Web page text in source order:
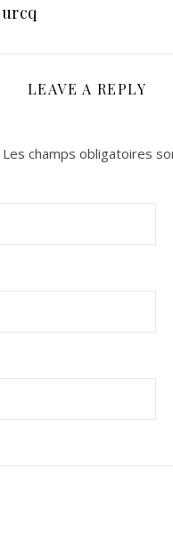
LEAVE A REPLY
Les champs obligatoires